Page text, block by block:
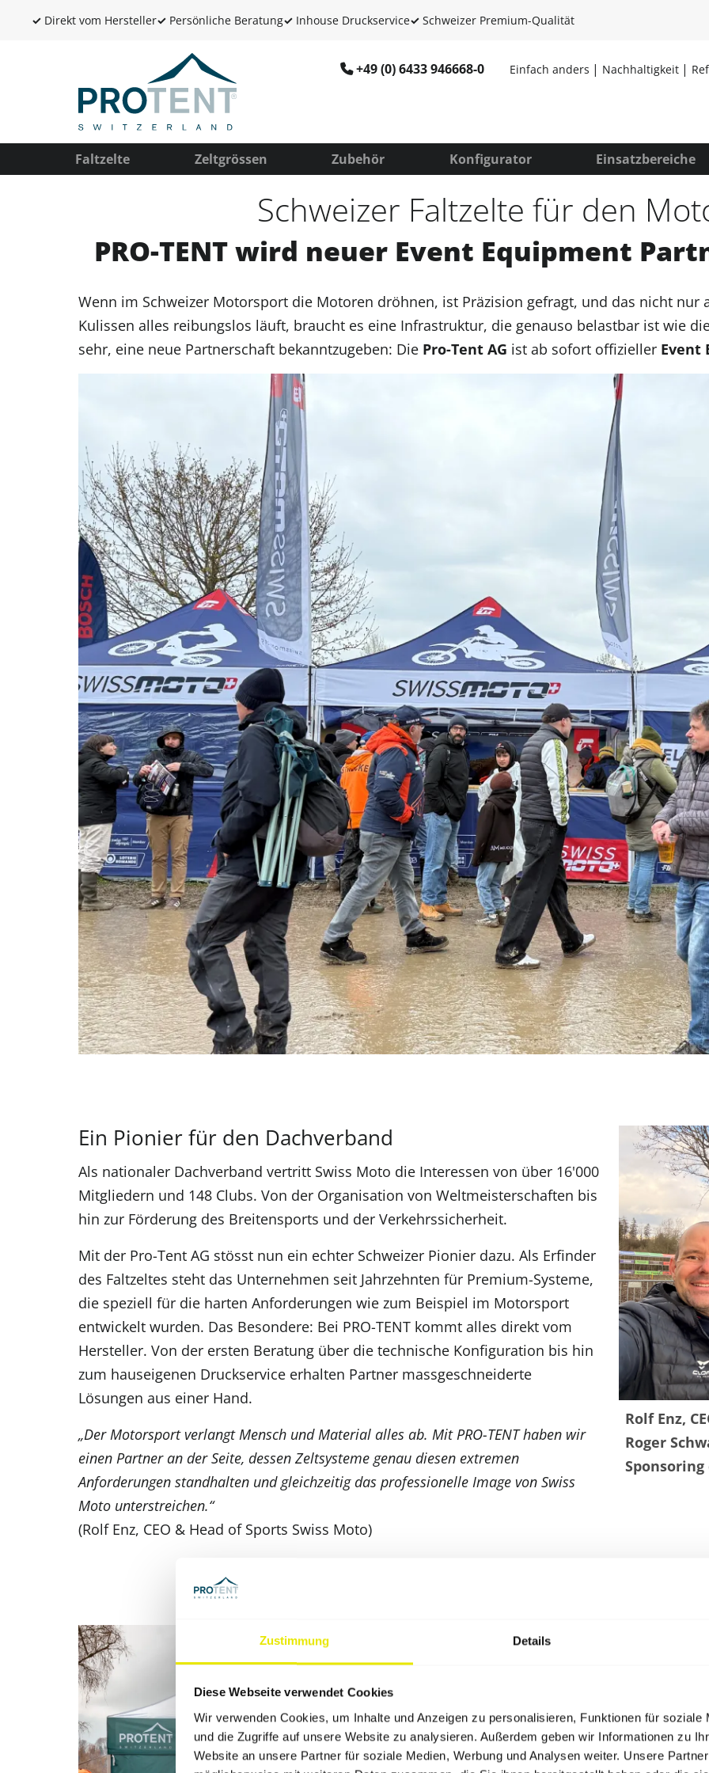
Zustimmung Details
Diese Webseite verwendet Cookies
Wir verwenden Cookies, um Inhalte und Anzeigen zu personalisieren, Funktionen für soziale
und die Zugriffe auf unsere Website zu analysieren. Außerdem geben wir Informationen zu
Website an unsere Partner für soziale Medien, Werbung und Analysen weiter. Unsere
✓ Direkt vom Hersteller✓ Persönliche Beratung✓ Inhouse Druckservice✓ Schweizer Premium-Qualität
+49 (0) 6433 946668-0 Einfach anders Nachhaltigkeit
Faltzelte Zeltgrössen Zubehör Konfigurator Einsatzbereiche
Schweizer Faltzelte für den
PRO-TENT wird neuer Event Equipment
Wenn im Schweizer Motorsport die Motoren dröhnen, ist Präzision gefragt, und das nicht nur
Kulissen alles reibungslos läuft, braucht es eine Infrastruktur, die genauso belastbar ist wie
sehr, eine neue Partnerschaft bekanntzugeben: Die Pro-Tent AG ist ab sofort offizieller Event
Ein Pionier für den Dachverband
Als nationaler Dachverband vertritt Swiss Moto die Interessen von über 16'000
Mitgliedern und 148 Clubs. Von der Organisation von Weltmeisterschaften bis
hin zur Förderung des Breitensports und der Verkehrssicherheit.
Mit der Pro-Tent AG stösst nun ein echter Schweizer Pionier dazu. Als Erfinder
des Faltzeltes steht das Unternehmen seit Jahrzehnten für Premium-Systeme,
die speziell für die harten Anforderungen wie zum Beispiel im Motorsport
entwickelt wurden. Das Besondere: Bei PRO-TENT kommt alles direkt vom
Hersteller. Von der ersten Beratung über die technische Konfiguration bis hin
zum hauseigenen Druckservice erhalten Partner massgeschneiderte
Lösungen aus einer Hand.
„Der Motorsport verlangt Mensch und Material alles ab. Mit PRO-TENT haben wir
einen Partner an der Seite, dessen Zeltsysteme genau diesen extremen
Anforderungen standhalten und gleichzeitig das professionelle Image von Swiss
Moto unterstreichen.“
(Rolf Enz, CEO & Head of Sports Swiss Moto)
Rolf Enz,
Roger
Sponsoring
Mehr als nur ein Logo:
Dass diese Partnerschaft weit
zeigt sich direkt im Fahrerlager.
exklusiven Verbandszelten im
absoluten Highlights im